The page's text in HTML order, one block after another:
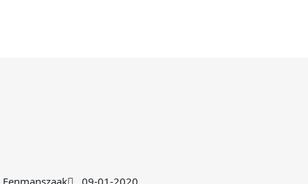
Eenmanszaak 09-01-2020